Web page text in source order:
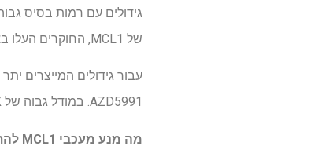
של MCL1, החוקרים העלו באופן מלאכותי את הרמות שלו בתאי גידול, מה שגרם לעמידות לשילוב המשולש.
AZD5991. במודל גבוה של MCL1 PDX, שילוב זה יצר רגרסיה מלאה של הגידול, ללא גידולים שניתן לזהות בסוף הניסוי.
מה מנע מעכבי MCL1 להתקדם בפרקטיקה הקלינית?